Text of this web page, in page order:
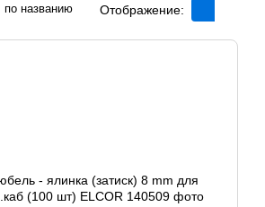
по названию Отображение: